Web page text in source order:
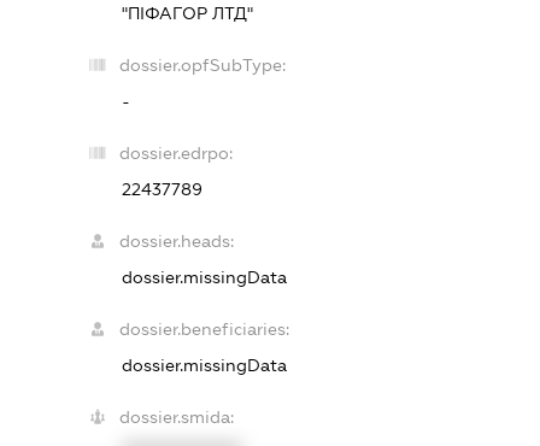
"ПІФАГОР ЛТД"
dossier.opfSubType:
-
dossier.edrpo:
22437789
dossier.heads:
dossier.missingData
dossier.beneficiaries:
dossier.missingData
dossier.smida: